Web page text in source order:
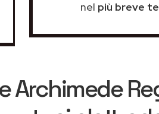
nel più breve
Archimede